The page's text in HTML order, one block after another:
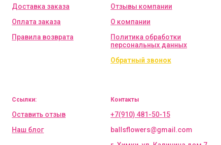
Доставка заказа
Оплата заказа
Правила возврата
Отзывы компании
О компании
Политика обработки
персональных данных
Обратный звонок
Ссылки:
Оставить отзыв
Наш блог
Контакты
+7(910) 481-50-15
ballsflowers@gmail.com